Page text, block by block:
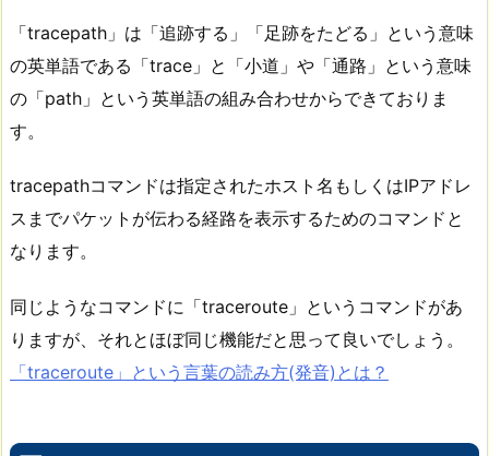
「tracepath」は「追跡する」「足跡をたどる」という意味
の英単語である「trace」と「小道」や「通路」という意味
の「path」という英単語の組み合わせからできておりま
す。
tracepathコマンドは指定されたホスト名もしくはIPアドレ
スまでパケットが伝わる経路を表示するためのコマンドと
なります。
同じようなコマンドに「traceroute」というコマンドがあ
りますが、それとほぼ同じ機能だと思って良いでしょう。
「traceroute」という言葉の読み方(発音)とは？